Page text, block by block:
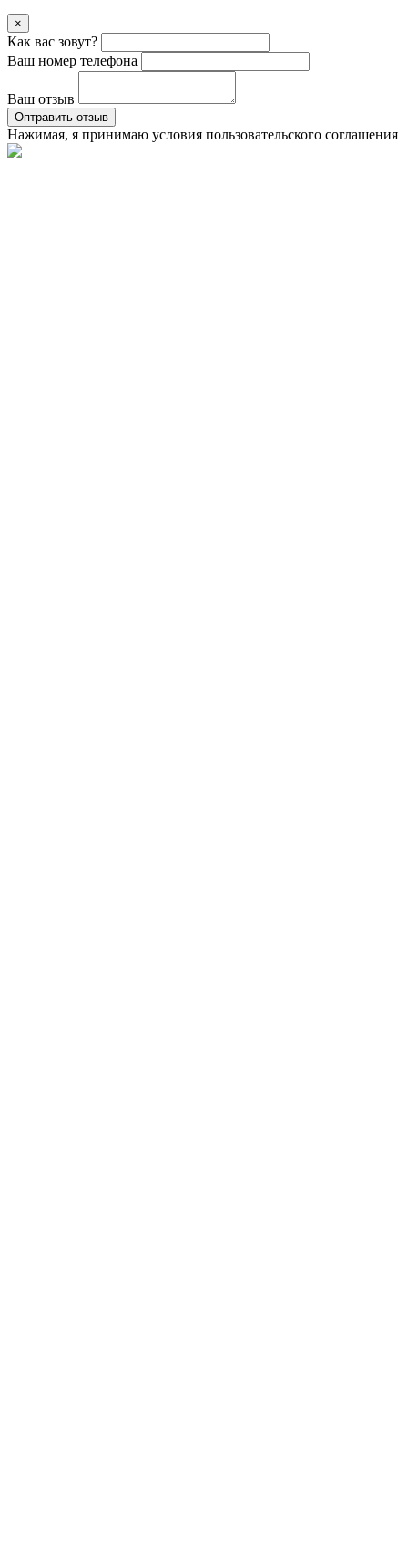
×
Как вас зовут?
Ваш номер телефона
Ваш отзыв
Оптравить отзыв
Нажимая, я принимаю условия пользовательского соглашения